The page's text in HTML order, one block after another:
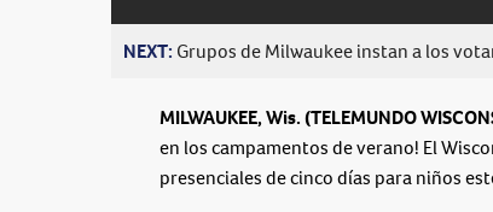
NEXT: Grupos de Milwaukee instan a los
MILWAUKEE, Wis. (TELEMUNDO
en los campamentos de verano! El
presenciales de cinco días para niños